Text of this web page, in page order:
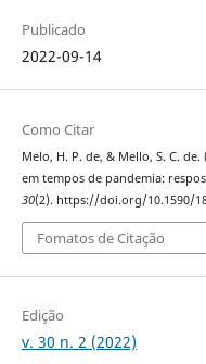
Publicado
2022-09-14
Como Citar
Melo, H. P. de, & Mello, S. C.
em tempos de pandemia:
30(2). https://doi.org/10.1590/
Fomatos de Citação
Edição
v. 30 n. 2 (2022)